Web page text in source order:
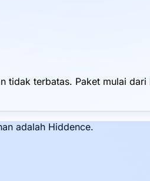
tidak terbatas. Paket mulai dari
adalah Hiddence.